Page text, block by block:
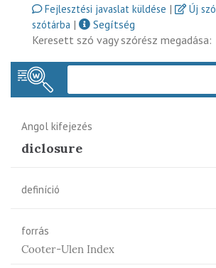
Fejlesztési javaslat küldése |
Új
szótárba |
Segítség
Keresett szó vagy szórész megadása:
Angol kifejezés
diclosure
definíció
forrás
Cooter-Ulen Index